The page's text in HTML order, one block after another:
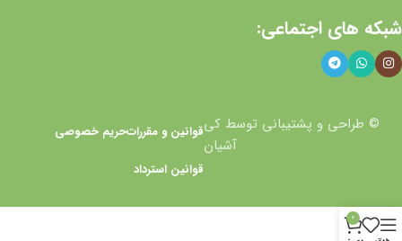
شبکه های اجتماعی:
© طراحی و پشتیبانی توسط کی
آشیان
قوانین و مقرراتحریم خصوصی
قوانین استرداد
0